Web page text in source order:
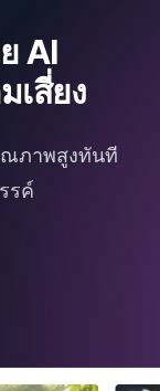
AI
เสี่ยง
ณภาพสูงทันที
รค์